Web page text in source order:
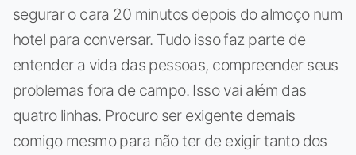
segurar o cara 20 minutos depois do almoço num
hotel para conversar. Tudo isso faz parte de
entender a vida das pessoas, compreender seus
problemas fora de campo. Isso vai além das
quatro linhas. Procuro ser exigente demais
comigo mesmo para não ter de exigir tanto dos